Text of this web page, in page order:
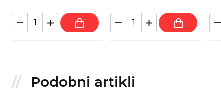
Podobni artikli